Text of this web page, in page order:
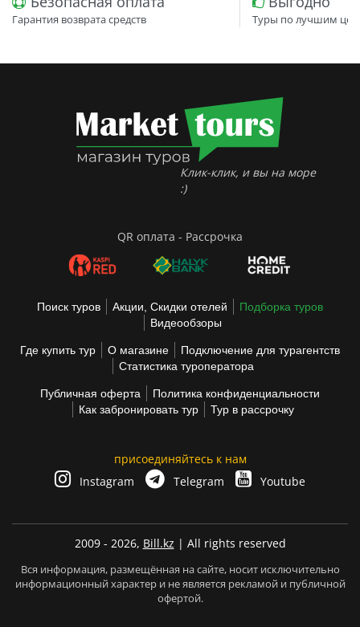
Гарантия возврата средств Туры по лучшим
Клик-клик, и вы на море
:)
QR оплата - Рассрочка
Поиск туров Акции, Скидки отелей
Подборка туров
Видеообзоры
Где купить тур О магазине
Подключение для турагентств
Статистика туроператора
Публичная оферта
Политика конфиденциальности
Как забронировать тур
Тур в рассрочку
присоединяйтесь к нам
Instagram
Telegram Youtube
2009 - 2026, Bill.kz | All rights reserved
Вся информация, размещённая на сайте, носит исключительно
информационный характер и не является рекламой и публичной
офертой.